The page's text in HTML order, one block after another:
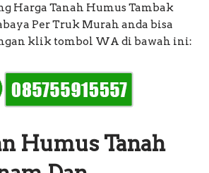
Harga Tanah Humus Tambak
Per Truk Murah anda bisa
klik tombol WA di bawah ini:
Humus Tanah